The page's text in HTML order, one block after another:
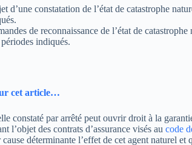
d’une constatation de l’état de catastrophe
de reconnaissance de l’état de
indiqués.
cet article…
constaté par arrêté peut ouvrir droit à la
l’objet des contrats d’assurance visés au code
déterminante l’effet de cet agent naturel